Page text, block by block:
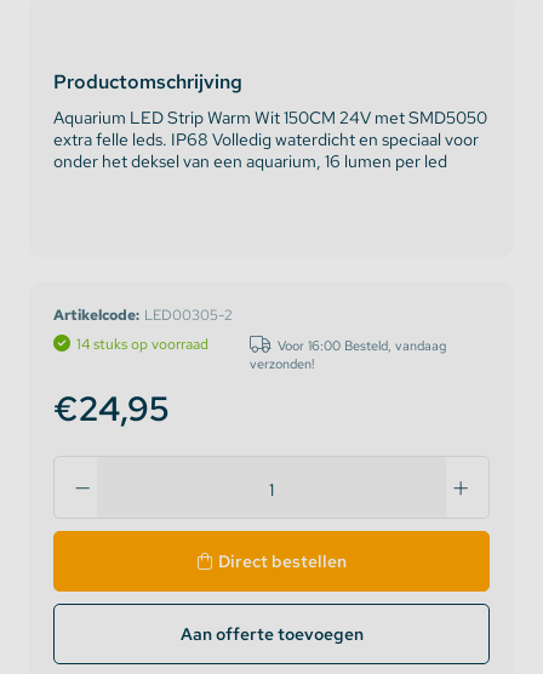
Productomschrijving
Aquarium LED Strip Warm Wit 150CM 24V met SMD5050
extra felle leds. IP68 Volledig waterdicht en speciaal voor
onder het deksel van een aquarium, 16 lumen per led
Artikelcode: LED00305-2
14 stuks op voorraad
Voor 16:00 Besteld, vandaag
verzonden!
€24,95
Direct bestellen
Aan offerte toevoegen